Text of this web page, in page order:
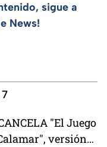
sigue a
News!
"El Juego
versión